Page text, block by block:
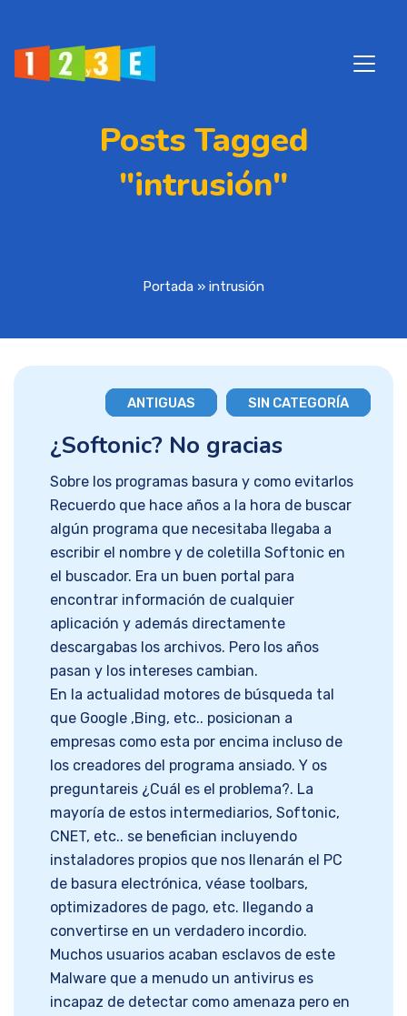
Posts Tagged
"intrusión"
Portada » intrusión
ANTIGUAS SIN CATEGORÍA
¿Softonic? No gracias
Sobre los programas basura y como evitarlos
Recuerdo que hace años a la hora de buscar
algún programa que necesitaba llegaba a
escribir el nombre y de coletilla Softonic en
el buscador. Era un buen portal para
encontrar información de cualquier
aplicación y además directamente
descargabas los archivos. Pero los años
pasan y los intereses cambian.
En la actualidad motores de búsqueda tal
que Google ,Bing, etc.. posicionan a
empresas como esta por encima incluso de
los creadores del programa ansiado. Y os
preguntareis ¿Cuál es el problema?. La
mayoría de estos intermediarios, Softonic,
CNET, etc.. se benefician incluyendo
instaladores propios que nos llenarán el PC
de basura electrónica, véase toolbars,
optimizadores de pago, etc. llegando a
convertirse en un verdadero incordio.
Muchos usuarios acaban esclavos de este
Malware que a menudo un antivirus es
incapaz de detectar como amenaza pero en